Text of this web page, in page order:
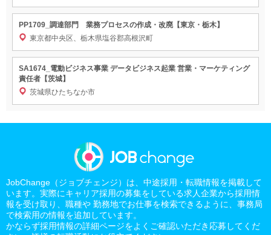
PP1709_調達部門 業務プロセスの作成・改廃【東京・栃木】
東京都中央区、栃木県塩谷郡高根沢町
SA1674_電動ビジネス事業 データビジネス起業 営業・マーケティング
責任者【茨城】
茨城県ひたちなか市
JobChange（ジョブチェンジ）は、中途採用・転職情報を掲載して
います。実際にキャリア採用の募集をしている求人企業から採用情
報を受け取り、職種や 勤務地でお仕事を検索できるように、事務局
で検索用の情報を追加しています。
かならず採用情報の詳細ページをよくご確認いただき応募してくだ